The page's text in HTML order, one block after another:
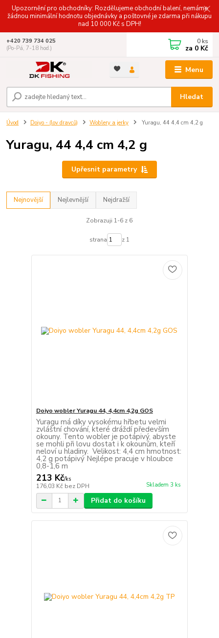
Upozornění pro obchodníky: Rozdělujeme obchodní balení, nemáme
žádnou minimální hodnotu objednávky a poštovné je zdarma při nákupu
nad 10 000 Kč s DPH!
Menu
Hledat
+420 739 734 025
(Po-Pá, 7-18 hod.)
0 ks
za 0 Kč
Úvod Doiyo - (lov dravců) Woblery a jerky Yuragu, 44 4,4 cm 4,2 g
Yuragu, 44 4,4 cm 4,2 g
Upřesnit parametry
Nejnovější Nejlevnější Nejdražší
Zobrazuji 1-6 z 6
strana z 1
Doiyo wobler Yuragu 44, 4,4cm 4,2g GOS
Yuragu má díky vysokému hřbetu velmi
zvláštní chování, které dráždí především
okouny. Tento wobler je potápivý, abyste
se mohli při lovu dostat i k okounům, kteří
neloví u hladiny. Velikost: 4,4 cm hmotnost:
4,2 g potápivý Nejlépe pracuje v hloubce
0,8-1,6 m
213 Kč/ks
176,03 Kč bez DPH Skladem 3 ks
Přidat do košíku